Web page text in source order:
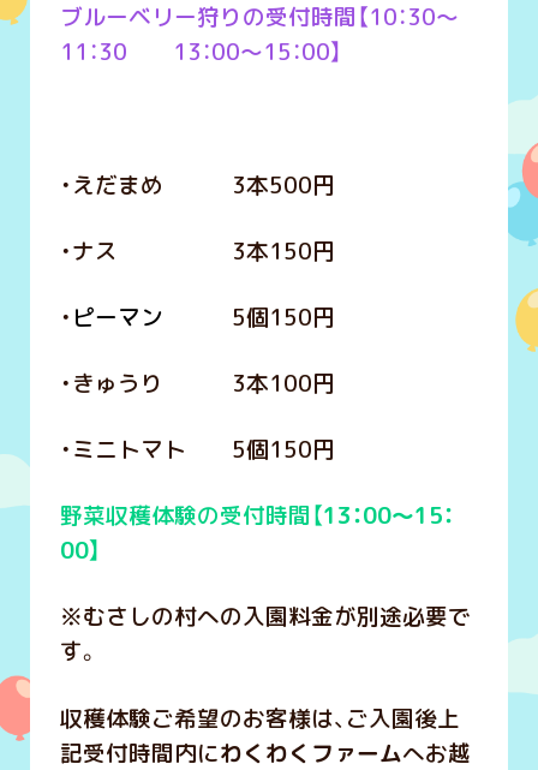
ブルーベリー狩りの受付時間【10：30～
11：30 13：00～15：00】
・えだまめ 3本500円
・ナス 3本150円
・ ピーマン 5個150円
・きゅうり 3本100円
・ミニトマト 5個150円
野菜収穫体験の受付時間【13：00～15：
00】
※むさしの村への入園料金が別途必要で
す。
収穫体験ご希望のお客様は、ご入園後上
記受付時間内にわくわくファームへお越